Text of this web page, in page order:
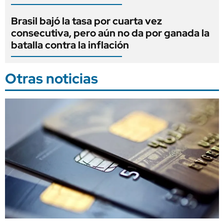
Brasil bajó la tasa por cuarta vez
consecutiva, pero aún no da por ganada la
batalla contra la inflación
Otras noticias